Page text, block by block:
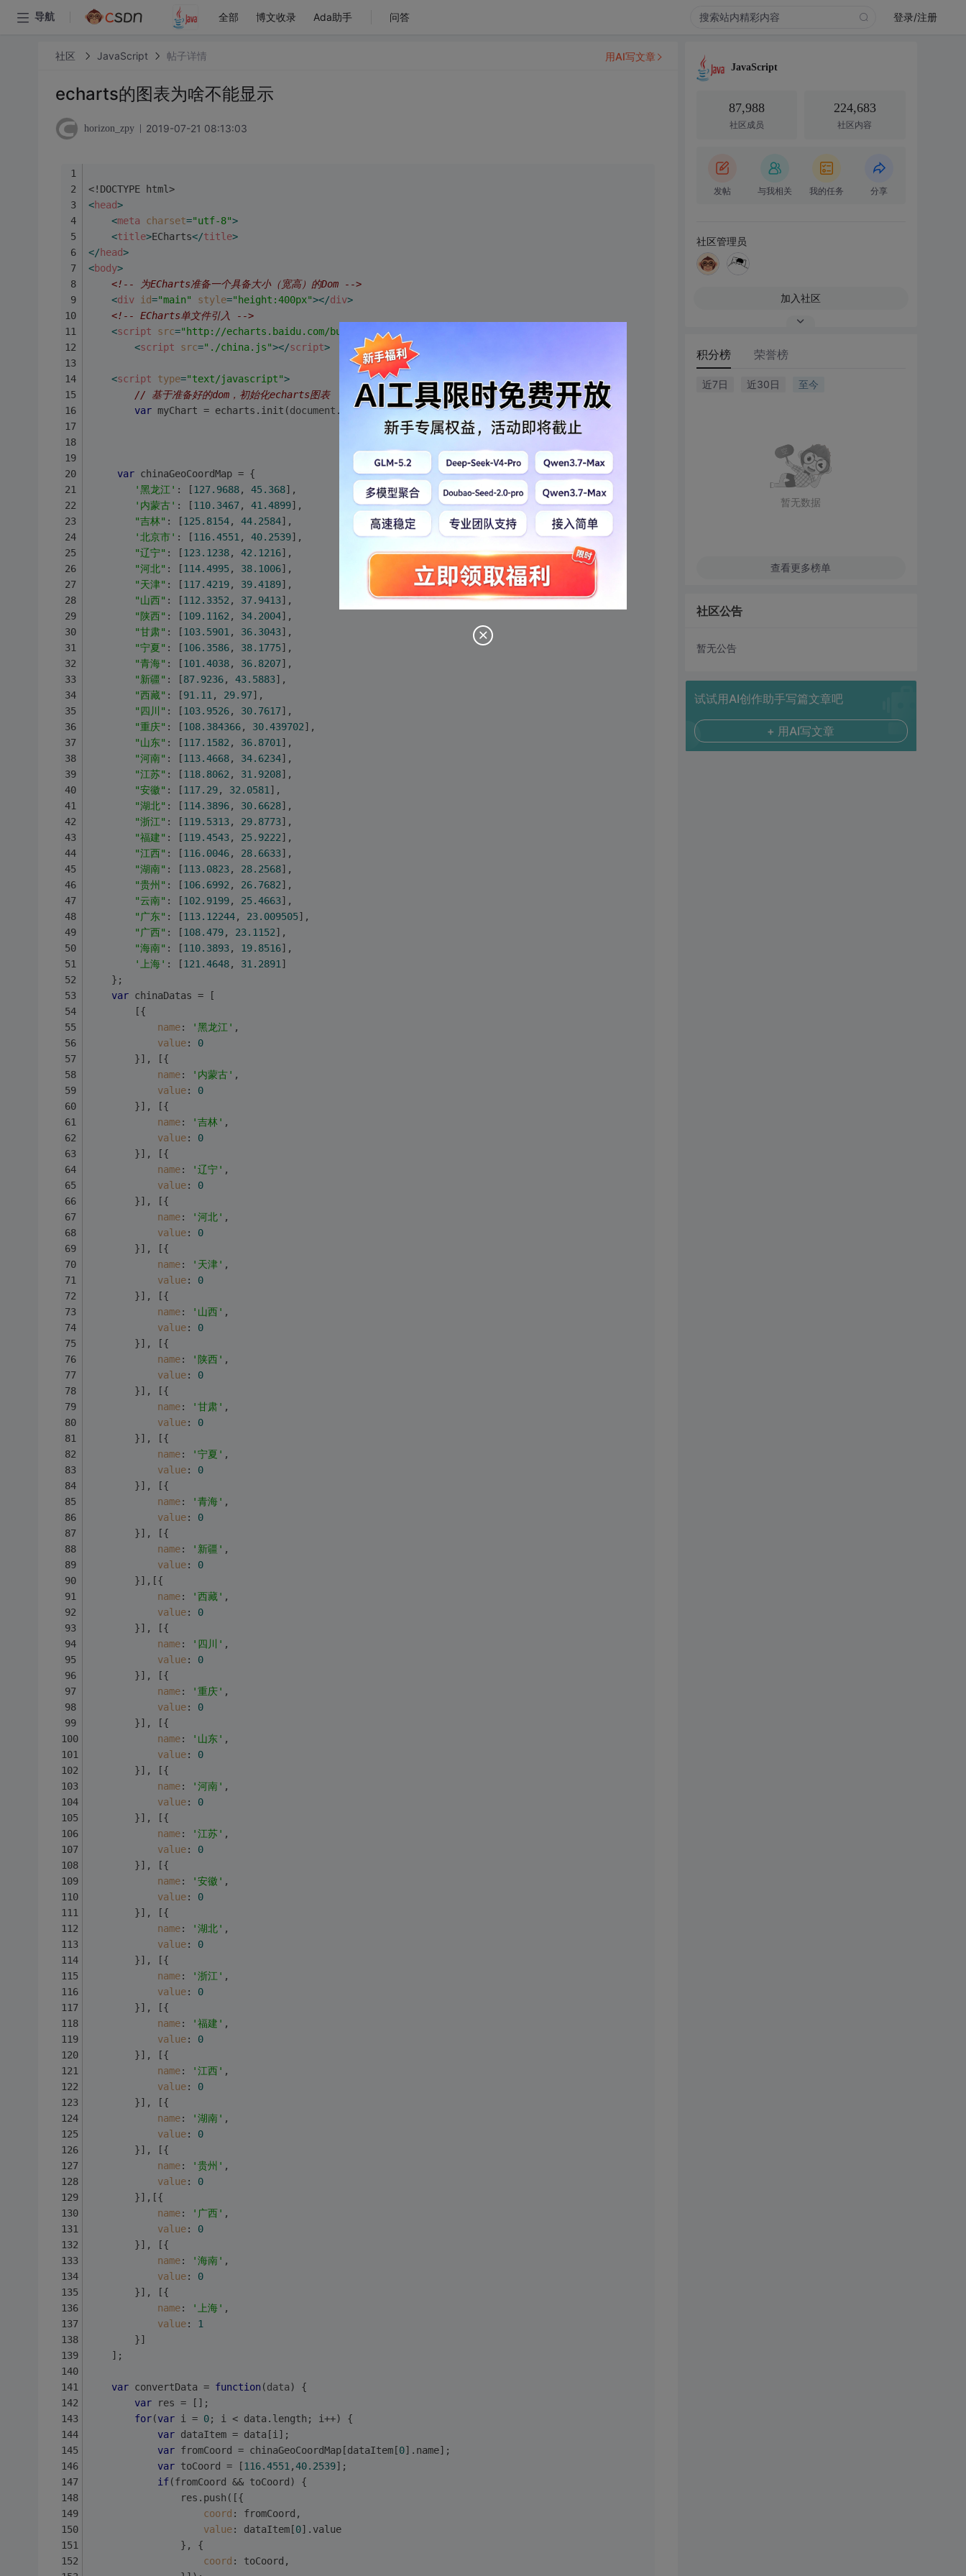
导航 全部 博文收录 Ada助手 问答 登录/注册
社区 JavaScript 帖子详情
echarts的图表为啥不能显示
horizon_zpy 2019-07-21 08:13:03
<!DOCTYPE html>
<head>
<meta charset="utf-8">
<title>ECharts</title>
</head>
<body>
<!-- 为ECharts准备一个具备大小（宽高）的Dom -->
<div id="main" style="height:400px"></div>
<!-- ECharts单文件引入 -->
<script src="http://echarts.baidu.com/build/dist/echarts-all.js"
<script src="./china.js"></script>
<script type="text/javascript">
// 基于准备好的dom，初始化echarts图表
var myChart = echarts.init(document .getElementById( 'main'));
var chinaGeoCoordMap = {
'黑龙江' : [127.9688, 45.368],
'内蒙古' : [110.3467, 41.4899],
"吉林" : [125.8154, 44.2584],
'北京市' : [116.4551 , 40.2539],
"辽宁" : [123.1238, 42.1216],
"河北" : [114.4995, 38.1006],
"天津" : [117.4219, 39.4189],
"山西" : [112.3352 , 37.9413],
"陕西" : [109.1162 , 34.2004],
"甘肃" : [103.5901 , 36.3043],
"宁夏" : [106.3586, 38.1775],
"青海" : [101.4038, 36.8207],
"新疆" : [87.9236, 43.5883],
"西藏" : [91.11 , 29.97],
"四川" : [103.9526, 30.7617],
"重庆" : [108.384366, 30.439702],
"山东" : [117.1582 , 36.8701 ],
"河南" : [113.4668, 34.6234],
"江苏" : [118.8062 , 31.9208],
"安徽" : [117.29, 32.0581 ],
"湖北" : [114.3896, 30.6628],
"浙江" : [119.5313, 29.8773],
"福建" : [119.4543, 25.9222],
"江西" : [116.0046, 28.6633],
"湖南" : [113.0823, 28.2568],
"贵州" : [106.6992 , 26.7682],
"云南" : [102.9199, 25.4663],
"广东" : [113.12244, 23.009505],
"广西" : [108.479, 23.1152],
"海南" : [110.3893, 19.8516],
'上海' : [121.4648, 31.2891 ]
	};
var chinaDatas = [
		[{
name: '黑龙江' ,
value: 0
		}],	[{
name: '内蒙古' ,
value: 0
		}],	[{
name: '吉林' ,
value: 0
		}],	[{
name: '辽宁' ,
value: 0
		}],	[{
name: '河北' ,
value: 0
		}],	[{
name: '天津' ,
value: 0
		}],	[{
name: '山西' ,
value: 0
		}],	[{
name: '陕西' ,
value: 0
		}],	[{
name: '甘肃' ,
value: 0
		}],	[{
name: '宁夏' ,
value: 0
		}],	[{
name: '青海' ,
value: 0
		}],	[{
name: '新疆' ,
value: 0
		}],[{
name: '西藏' ,
value: 0
		}],	[{
name: '四川' ,
value: 0
		}],	[{
name: '重庆' ,
value: 0
		}],	[{
name: '山东' ,
value: 0
		}],	[{
name: '河南' ,
value: 0
		}],	[{
name: '江苏' ,
value: 0
		}],	[{
name: '安徽' ,
value: 0
name: '湖北' ,
value: 0
		}],	[{
name: '浙江' ,
value: 0
		}],	[{
name: '福建' ,
value: 0
		}],	[{
name: '江西' ,
value: 0
		}],	[{
name: '湖南' ,
value: 0
		}],	[{
name: '贵州' ,
value: 0
		}],[{
name: '广西' ,
value: 0
		}],	[{
name: '海南' ,
value: 0
		}],	[{
name: '上海' ,
value: 1
		}]
	];
var convertData = function(data) {
var res = [];
for(var i = 0; i < data.length; i++) {
var dataItem = data[i];
var fromCoord = chinaGeoCoordMap[dataItem[0].name];
var toCoord = [116.4551 ,40.2539];
if(fromCoord && toCoord) {
				res.push([{
coord : fromCoord,
value: dataItem[0].value
				}, {
coord : toCoord,
用AI写文章
JavaScript
87,988
社区成员
224,683
社区内容
发帖 与我相关 我的任务 分享
社区管理员
加入社区
积分榜 荣誉榜
近7日 近30日 至今
暂无数据
查看更多榜单
社区公告
暂无公告
试试用AI创作助手写篇文章吧
+ 用AI写文章